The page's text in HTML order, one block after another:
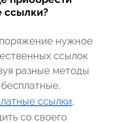
ссылки?
нужное
ссылок
разные методы
ссылки,
со своего